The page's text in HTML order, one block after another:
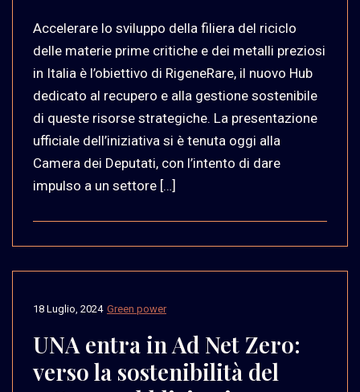
Accelerare lo sviluppo della filiera del riciclo
delle materie prime critiche e dei metalli preziosi
in Italia è l’obiettivo di RigeneRare, il nuovo Hub
dedicato al recupero e alla gestione sostenibile
di queste risorse strategiche. La presentazione
ufficiale dell’iniziativa si è tenuta oggi alla
Camera dei Deputati, con l’intento di dare
impulso a un settore […]
Green power
18 Luglio, 2024
UNA entra in Ad Net Zero:
verso la sostenibilità del